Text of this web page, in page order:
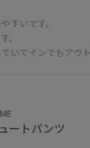
すいです。
。
いてインでもアウ
ートパンツ